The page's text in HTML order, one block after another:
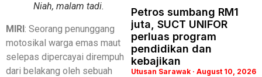
Niah, malam tadi.
MIRI: Seorang penunggang
motosikal warga emas maut
selepas dipercayai dirempuh
dari belakang oleh sebuah
Petros sumbang RM1
juta, SUCT UNIFOR
perluas program
pendidikan dan
kebajikan
Utusan Sarawak August 10, 2026